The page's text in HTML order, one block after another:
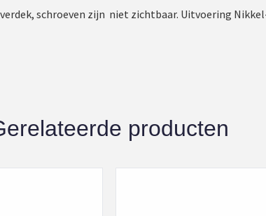
schroeven zijn niet zichtbaar. Uitvoering
producten